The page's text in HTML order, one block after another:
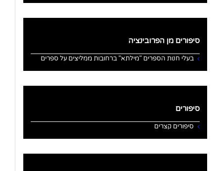
סיפורים מן הפרובינציה
בעלי חנות הספרים "מילתא" ברחובות ממליצים על ספרים
סיפורים
סיפורים קצרים